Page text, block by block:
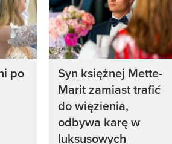
po
Syn księżnej Mette-
Marit zamiast trafić
do więzienia,
odbywa karę w
luksusowych